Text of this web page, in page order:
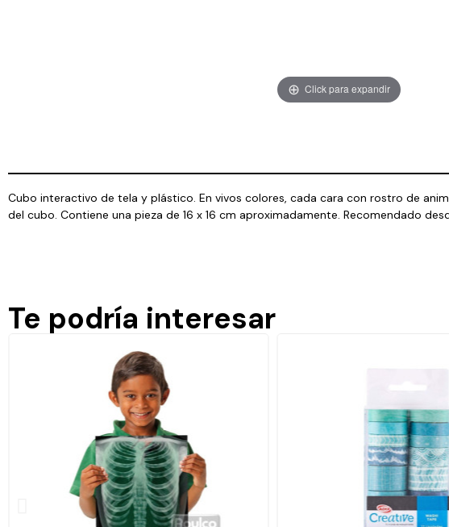
Click para expandir
Cubo interactivo de tela y plástico. En vivos colores, cada cara con rostro de
del cubo. Contiene una pieza de 16 x 16 cm aproximadamente. Recomendado
Te podría interesar